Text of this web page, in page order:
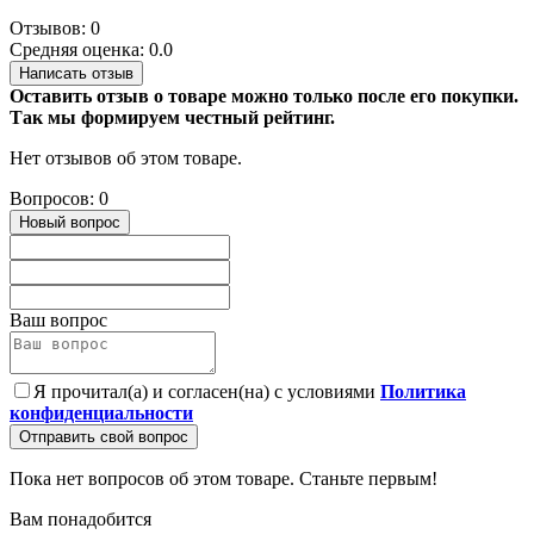
Отзывов: 0
Средняя оценка: 0.0
Написать отзыв
Оставить отзыв о товаре можно только после его покупки.
Так мы формируем честный рейтинг.
Нет отзывов об этом товаре.
Вопросов: 0
Новый вопрос
Ваш вопрос
Я прочитал(а) и согласен(на) с условиями Политика
конфиденциальности
Отправить свой вопрос
Пока нет вопросов об этом товаре. Станьте первым!
Вам понадобится